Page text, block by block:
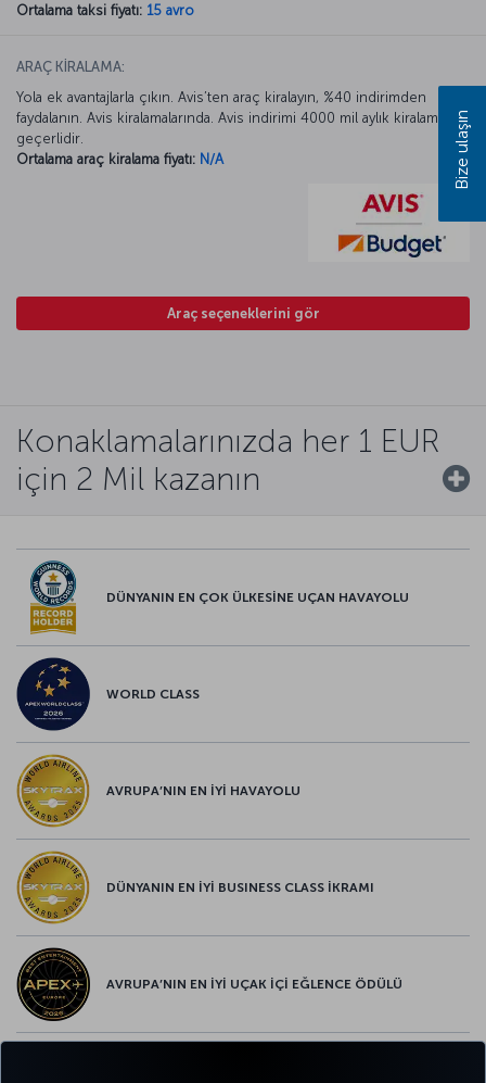
Ortalama taksi fiyatı: 15 avro
ARAÇ KİRALAMA:
Yola ek avantajlarla çıkın. Avis’ten araç kiralayın, %40 indirimden
faydalanın. Avis kiralamalarında. Avis indirimi 4000 mil aylık kiralamada
geçerlidir.
Ortalama araç kiralama fiyatı: N/A
Araç seçeneklerini gör
Konaklamalarınızda her 1 EUR
için 2 Mil kazanın
DÜNYANIN EN ÇOK ÜLKESİNE UÇAN HAVAYOLU
WORLD CLASS
AVRUPA’NIN EN İYİ HAVAYOLU
DÜNYANIN EN İYİ BUSINESS CLASS İKRAMI
AVRUPA’NIN EN İYİ UÇAK İÇİ EĞLENCE ÖDÜLÜ
Bize ulaşın